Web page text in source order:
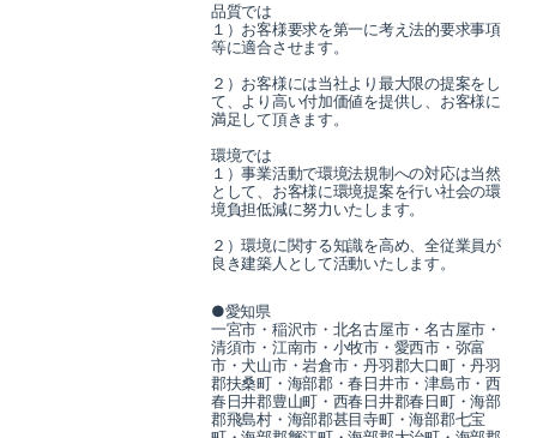
品質では
１）お客様要求を第一に考え法的要求事項
等に適合させます。
２）お客様には当社より最大限の提案をし
て、より高い付加価値を提供し、お客様に
満足して頂きます。
環境では
１）事業活動で環境法規制への対応は当然
として、お客様に環境提案を行い社会の環
境負担低減に努力いたします。
２）環境に関する知識を高め、全従業員が
良き建築人として活動いたします。
●愛知県
一宮市・稲沢市・北名古屋市・名古屋市・
清須市・江南市・小牧市・愛西市・弥富
市・犬山市・岩倉市・丹羽郡大口町・丹羽
郡扶桑町・海部郡・春日井市・津島市・西
春日井郡豊山町・西春日井郡春日町・海部
郡飛島村・海部郡甚目寺町・海部郡七宝